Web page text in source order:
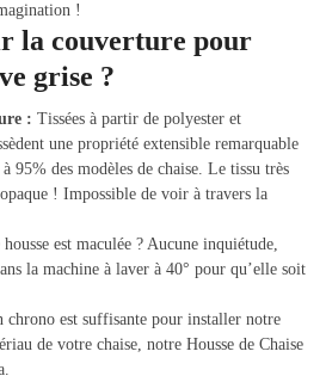
!
la couverture pour
grise ?
: Tissées à partir de polyester et
une propriété extensible remarquable
95% des modèles de chaise. Le tissu très
! Impossible de voir à travers la
housse est maculée ? Aucune inquiétude,
la machine à laver à 40° pour qu’elle soit
chrono est suffisante pour installer notre
de votre chaise, notre Housse de Chaise